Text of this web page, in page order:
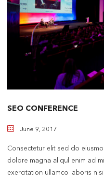
SEO CONFERENCE
June 9, 2017
Consectetur elit sed do
dolore magna aliqul enim ad
exercitation ullamco laboris